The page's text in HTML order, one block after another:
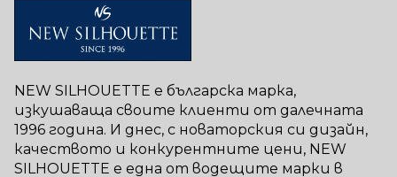
NEW SILHOUETTE е българска марка,
изкушаваща своите клиенти от далечната
1996 година. И днес, с новаторския си дизайн,
качеството и конкурентните цени, NEW
SILHOUETTE е една от водещите марки в